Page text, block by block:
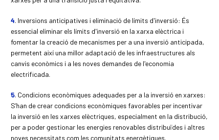
4. Inversions anticipatives i eliminació de límits d'inversió: És
essencial eliminar els límits d'inversió en la xarxa elèctrica i
fomentar la creació de mecanismes per a una inversió anticipada,
permetent així una millor adaptació de les infraestructures als
canvis econòmics i a les noves demandes de l'economia
electrificada.
5. Condicions econòmiques adequades per a la inversió en xarxes:
S’han de crear condicions econòmiques favorables per incentivar
la inversió en les xarxes elèctriques, especialment en la distribució,
per a poder gestionar les energies renovables distribuïdes i altres
noves necessitats com les comunitats energètiques.